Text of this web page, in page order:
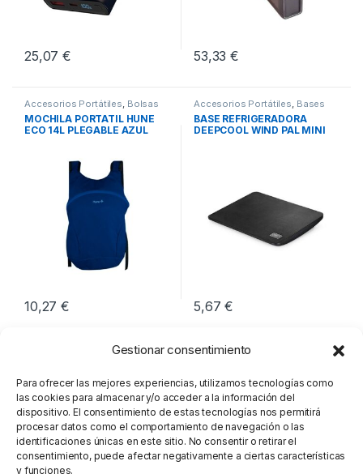
Gestionar consentimiento
Para ofrecer las mejores experiencias, utilizamos tecnologías como
las cookies para almacenar y/o acceder a la información del
dispositivo. El consentimiento de estas tecnologías nos permitirá
procesar datos como el comportamiento de navegación o las
identificaciones únicas en este sitio. No consentir o retirar el
consentimiento, puede afectar negativamente a ciertas características
y funciones.
25,07€ 53,33€
Accesorios Portátiles, Bolsas
Transporte Portátiles, Movilidad
MOCHILA PORTATIL HUNE
ECO 14L PLEGABLE AZUL
10,27€
Accesorios Portátiles, Bases
Refrigeradoras,Movilidad
BASE REFRIGERADORA
DEEPCOOL WIND PAL MINI
5,67€